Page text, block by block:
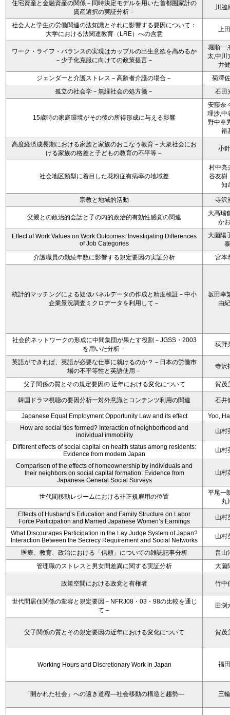
住宅資産と金融資産の関係－同時決定モデルを用いた首都圏家計の
資産選択の実証分析－
川脇
社会人と学生の労働関連の法知識とそれに影響する要因について：
大学における法関連教育（LRE）への含意
上
ワーク・ライフ・バランスの実現はカップルの出生意欲を高めるか
－少子化克服に向けての政策提言－
堀順一,
太,中川
井
ジェンダーと介護ストレス－高齢者介護の場合－
菊澤
孤立の社会学－無縁社会の処方箋－
石田
15歳時の家庭環境がその後の所得形成に与える影響
安藤奈
理沙,中
野中章
裕
高度経済成長期における家族と家族のおこなう教育－大衆社会にお
ける家族の格差と子どもの教育の不平等－
小
社会地区類型に着目した花粉症有病率の地域差
村中亮
谷友樹
知
宗教と地域的活動 寺沢
父親との政治的会話と子の内的政治的有効性感覚の関連
大髙瑞
か
Effect of Work Values on Work Outcomes: Investigating Differences
of Job Categories
大薗陽
泰
介護職員の勤続年数に影響する規定要因の実証分析
宮本
統計的マッチングによる疑似パネルデータの作成と精度検証－中小
企業景況調査ミクロデータを利用して－
坂田幸
由
社会的ネットワークの形成に中間集団が果たす役割－JGSS・2003
を用いた分析－
荻野
英語ができれば、英語が必要な仕事に就けるのか？－日本の労働市
場の不平等性と英語使用－
寺沢
父子関係の質とその規定要因の 近年における変化について 賀茂
韓国ドラマ視聴の要因分析ー対外意識とコンテンツ利用の関連 石井
Japanese Equal Employment Opportunity Law and its effect
Yoo,
How are social ties formed? Interaction of neighborhood and
individual immobility
山村
Different effects of social capital on health status among residents:
Evidence from modern Japan
山村
Comparison of the effects of homeownership by individuals and
their neighbors on social capital formation: Evidence from
Japanese General Social Surveys
山村
世代間移動レジームにおける非正規雇用の位置
平尾一
丸
Effects of Husband’s Education and Family Structure on Labor
Force Participation and Married Japanese Women’s Earnings
山村
What Discourages Participation in the Lay Judge System of Japan?
Interaction Between the Secrecy Requirement and Social Networks
山村
医療、教育、政治における「信頼」についての雑誌記事分析
畠山
管理職のストレスと男女間差異に関する実証分析
大薗
政策空間における政党と有権者 竹中
世代間居住関係の変容と規定要因－NFRJ08・03・98の比較を通じ
て－
田渕
父子関係の質とその規定要因の近年における変化について 賀茂
Working Hours and Discretionary Work in Japan 福
「開かれた社会」への遠き道程―社会移動の構造と趨勢― 三